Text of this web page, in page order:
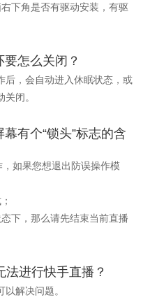
下角是否有驱动安装，有驱
怎么关闭？
后，会自动进入休眠状态，或
闭。
有个“锁头”标志的含
，如果您想退出防误操作模
下，那么请先结束当前直播
进行快手直播？
解决问题。